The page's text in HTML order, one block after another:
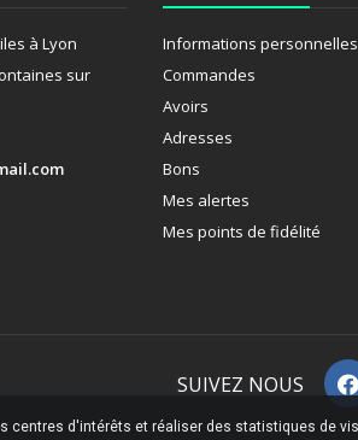
à Lyon
sur
Informations personnelles
Commandes
Avoirs
Adresses
Bons
Mes alertes
Mes points de fidélité
SUIVEZ NOUS
centres d'intérêts et réaliser des statistiques de